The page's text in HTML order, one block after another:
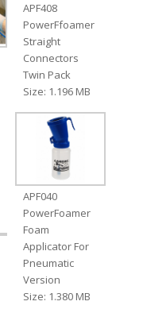
APF408
PowerFfoamer
Straight
Connectors
Twin Pack
Size: 1.196 MB
APF040
PowerFoamer
Foam
Applicator For
Pneumatic
Version
Size: 1.380 MB